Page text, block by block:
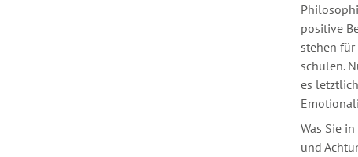
positive
stehen
schulen.
es
Was Sie
und